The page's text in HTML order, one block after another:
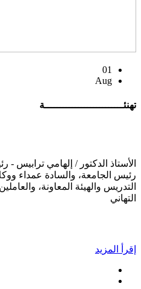
01
Aug
تهنئــــــــــــــــــــــــــة
التهاني
إقرأ المزيد